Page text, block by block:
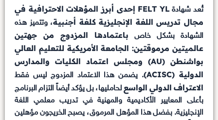
تُعد شهادة
FELT YL إحدى أبرز المؤهلات الاحترافية في
مجال تدريس اللغة الإنجليزية كلغة أجنبية، وتتميز هذه
الشهادة بشكل خاص باعتمادها المزدوج من جهتين
عالميتين مرموقتين: الجامعة الأمريكية للتعليم العالي
بواشنطن (AU) ومجلس اعتماد الكليات والمدارس
الدولية (ACISC)
. يضمن هذا الاعتماد المزدوج ليس فقط
الاعتراف الدولي الواسع لحامليها، بل يؤكد أيضاً التزام البرنامج
بأعلى المعايير الأكاديمية والمهنية في تدريب معلمي اللغة
الإنجليزية. بفضل هذا المؤهل المرموق، يصبح الخريجون مؤهلين